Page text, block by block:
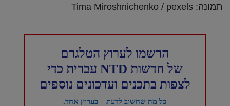
תמונה: Tima Miroshnichenko / pexels
הרשמו לערוץ הטלגרם
של חדשות NTD עברית כדי
לצפות בתכנים ועדכונים נוספים
כל מה שחשוב לדעת – בערוץ אחד.